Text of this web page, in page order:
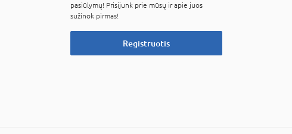
pasiūlymų! Prisijunk prie mūsų ir apie juos
sužinok pirmas!
Registruotis